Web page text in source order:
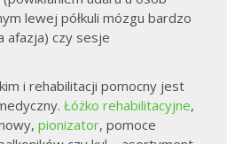
lewej półkuli mózgu bardzo
afazja) czy sesje
i rehabilitacji pomocny jest
Łóżko rehabilitacyjne,
pionizator, pomoce